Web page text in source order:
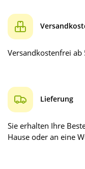
Versandkostenfrei
Lieferung
Sie erhalten Ihre
Hause oder an eine